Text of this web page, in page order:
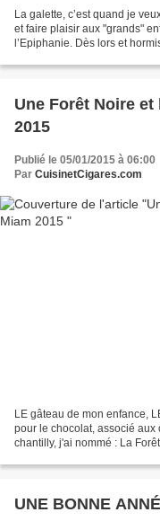
La galette, c’est quand je
et faire plaisir aux "grands"
l’Epiphanie. Dès lors et
Une Forêt Noire
2015
Publié le 05/01/2015 à 06:00
Par CuisinetCigares.com
LE gâteau de mon enfance,
pour le chocolat, associé
chantilly, j'ai nommé : La
UNE BONNE